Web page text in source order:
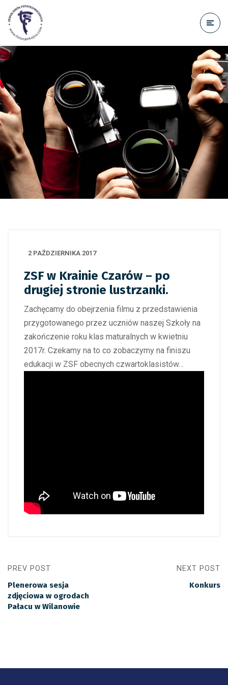
treści
2 PAŹDZIERNIKA 2017
ZSF w Krainie Czarów – po
drugiej stronie lustrzanki.
Zachęcamy do obejrzenia filmu z przedstawienia
przygotowanego przez uczniów naszej Szkoły na
zakończenie roku klas maturalnych w kwietniu
2017r. Czekamy na to co zobaczymy na finiszu
edukacji w ZSF obecnych czwartoklasistów…
PREV POST
Plenerowa sesja
zdjęciowa w ogrodach
Pałacu w Wilanowie
NEXT POST
Konkurs